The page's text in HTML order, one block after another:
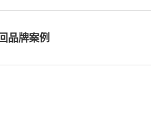
品牌案例